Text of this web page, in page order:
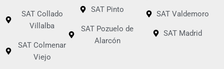
SAT Collado
Villalba
SAT Colmenar
Viejo
SAT Pinto
SAT Pozuelo de
Alarcón
SAT Valdemoro
SAT Madrid